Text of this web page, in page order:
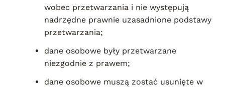
wobec przetwarzania i nie występują
nadrzędne prawnie uzasadnione podstawy
przetwarzania;
dane osobowe były przetwarzane
niezgodnie z prawem;
dane osobowe muszą zostać usunięte w